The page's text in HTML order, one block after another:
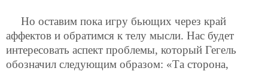
Но оставим пока игру бьющих через край
аффектов и обратимся к телу мысли. Нас будет
интересовать аспект проблемы, который Гегель
обозначил следующим образом: «Та сторона,